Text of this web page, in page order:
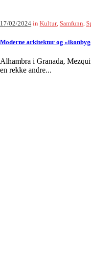
17/02/2024 in Kultur, Samfunn,
Moderne arkitektur og
Alhambra i Granada,
en rekke andre...